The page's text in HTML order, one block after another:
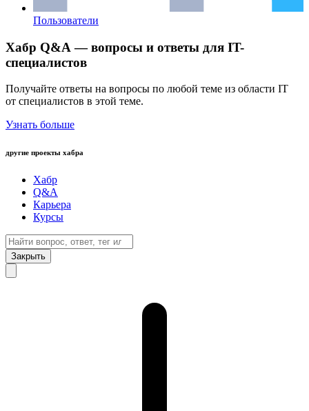
Пользователи
Хабр Q&A — вопросы и ответы для IT-
специалистов
Получайте ответы на вопросы по любой теме из области IT
от специалистов в этой теме.
Узнать больше
другие проекты хабра
Хабр
Q&A
Карьера
Курсы
Закрыть